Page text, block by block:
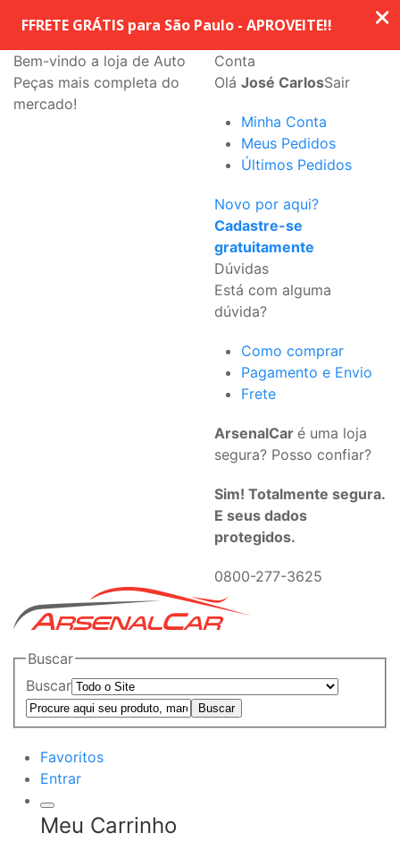
Bem-vindo a loja de Auto
Peças mais completa do
mercado!
Conta
OláJosé CarlosSair
Minha Conta
Meus Pedidos
Últimos Pedidos
Novo por aqui?
Cadastre-se
gratuitamente
Dúvidas
Está com alguma
dúvida?
Como comprar
Pagamento e Envio
Frete
ArsenalCar é uma loja
segura? Posso confiar?
Sim! Totalmente segura.
E seus dados
protegidos.
0800-277-3625
Buscar
Buscar
Favoritos
Entrar
Meu Carrinho